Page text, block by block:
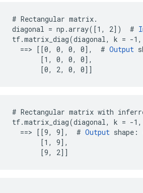
# Rectangular matrix.
diagonal = np.array([1, 2])  #
tf.matrix_diag(diagonal, k = -1,
  ==> [[0, 0, 0, 0],  #
Output
       [1, 0, 0, 0],
       [0, 2, 0, 0]]
# Rectangular matrix with
tf.matrix_diag(diagonal, k = -1,
  ==> [[9, 9],  #
Output
       [1, 9],
       [9, 2]]